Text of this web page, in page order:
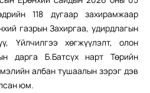
118 дугаар захирамжаар
газрын Захиргаа, удирдлагын
Үйлчилгээ хөгжүүлэлт, олон
дарга Б.Батсүх нарт Төрийн
албан тушаалын зэрэг дэв
юм.